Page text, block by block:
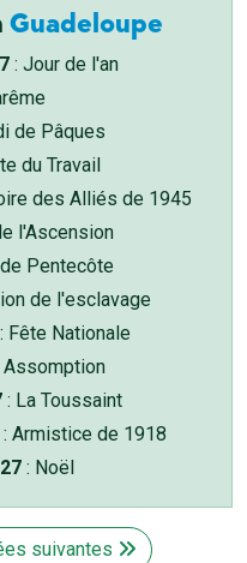
Guadeloupe
: Jour de l'an
de Pâques
du Travail
des Alliés de 1945
l'Ascension
Pentecôte
de l'esclavage
: Fête Nationale
Assomption
: La Toussaint
: Armistice de 1918
: Noël
suivantes